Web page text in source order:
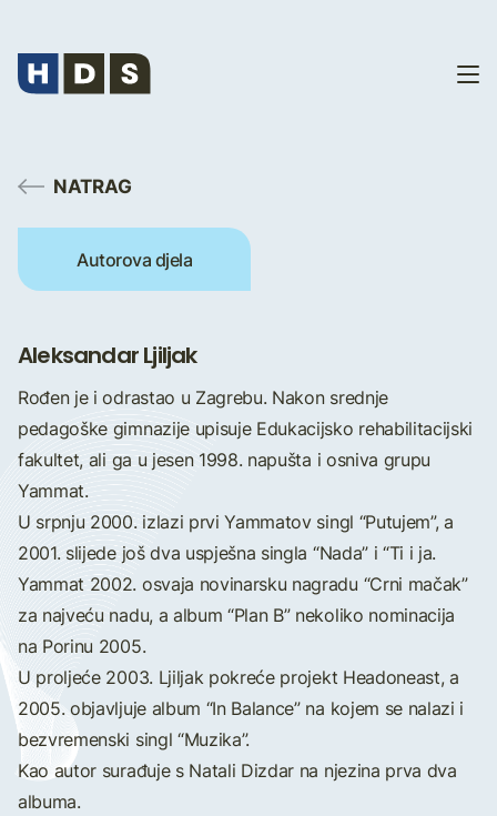
NATRAG
Autorova djela
Aleksandar Ljiljak
Rođen je i odrastao u Zagrebu. Nakon srednje
pedagoške gimnazije upisuje Edukacijsko rehabilitacijski
fakultet, ali ga u jesen 1998. napušta i osniva grupu
Yammat.
U srpnju 2000. izlazi prvi Yammatov singl “Putujem”, a
2001. slijede još dva uspješna singla “Nada” i “Ti i ja.
Yammat 2002. osvaja novinarsku nagradu “Crni mačak”
za najveću nadu, a album “Plan B” nekoliko nominacija
na Porinu 2005.
U proljeće 2003. Ljiljak pokreće projekt Headoneast, a
2005. objavljuje album “In Balance” na kojem se nalazi i
bezvremenski singl “Muzika”.
Kao autor surađuje s Natali Dizdar na njezina prva dva
albuma.